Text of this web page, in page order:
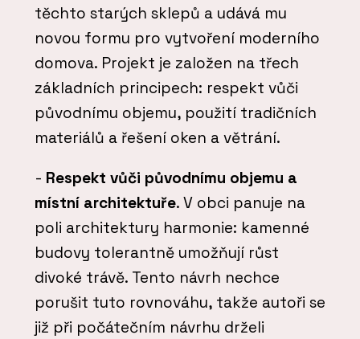
těchto starých sklepů a udává mu
novou formu pro vytvoření moderního
domova. Projekt je založen na třech
základních principech: respekt vůči
původnímu objemu, použití tradičních
materiálů a řešení oken a větrání.
- Respekt vůči původnímu objemu a
místní architektuře. V obci panuje na
poli architektury harmonie: kamenné
budovy tolerantně umožňují růst
divoké trávě. Tento návrh nechce
porušit tuto rovnováhu, takže autoři se
již při počátečním návrhu drželi